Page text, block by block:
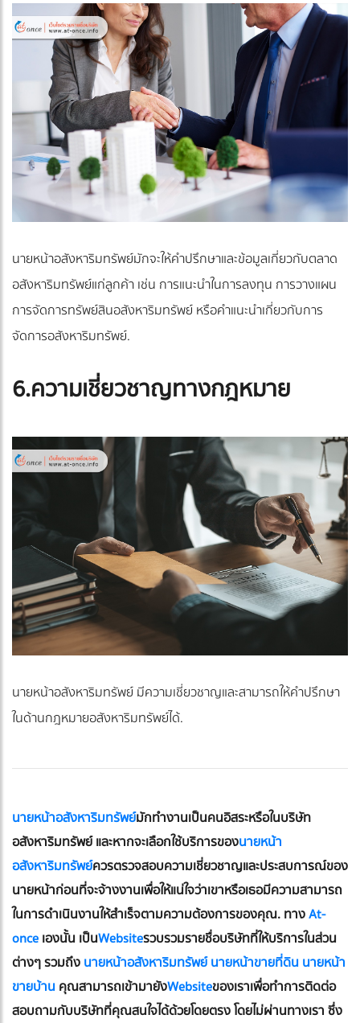
นายหน้าอสังหาริมทรัพย์มักจะให้คำปรึกษาและข้อมูลเกี่ยวกับตลาด
อสังหาริมทรัพย์แก่ลูกค้า เช่น การแนะนำในการลงทุน การวางแผน
การจัดการทรัพย์สินอสังหาริมทรัพย์ หรือคำแนะนำเกี่ยวกับการ
จัดการอสังหาริมทรัพย์.
6.ความเชี่ยวชาญทางกฎหมาย
นายหน้าอสังหาริมทรัพย์ มีความเชี่ยวชาญและสามารถให้คำปรึกษา
ในด้านกฎหมายอสังหาริมทรัพย์ได้.
นายหน้าอสังหาริมทรัพย์มักทำงานเป็นคนอิสระหรือในบริษัท
อสังหาริมทรัพย์ และหากจะเลือกใช้บริการของนายหน้า
อสังหาริมทรัพย์ควรตรวจสอบความเชี่ยวชาญและประสบการณ์ของ
นายหน้าก่อนที่จะจ้างงานเพื่อให้แน่ใจว่าเขาหรือเธอมีความสามารถ
ในการดำเนินงานให้สำเร็จตามความต้องการของคุณ. ทางAt-
onceเองนั้น เป็นWebsiteรวบรวมรายชื่อบริษัทที่ให้บริการในส่วน
ต่างๆ รวมถึงนายหน้าอสังหาริมทรัพย์ นายหน้าขายที่ดิน นายหน้า
ขายบ้านคุณสามารถเข้ามายังWebsiteของเราเพื่อทำการติดต่อ
สอบถามกับบริษัทที่คุณสนใจได้ด้วยโดยตรง โดยไม่ผ่านทางเรา ซึ่ง